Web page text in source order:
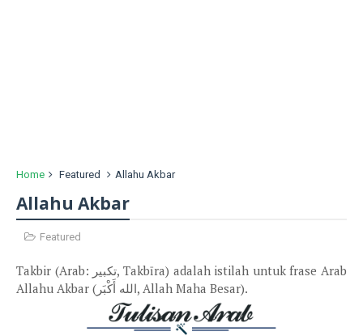
Home Featured Allahu Akbar
Allahu Akbar
Featured
Takbir (Arab: تكبير, Takbīra) adalah istilah untuk frase Arab
Allahu Akbar (الله أَكْبَر, Allah Maha Besar).